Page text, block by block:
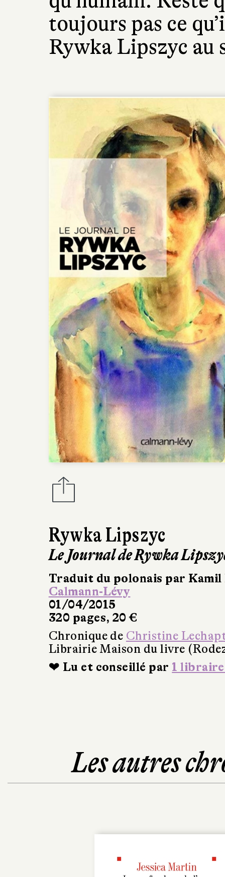
Rywka Lipszyc
Le Journal de Rywka
Traduit du polonais par
Calmann-Lévy
01/04/2015
320 pages, 20 €
Chronique de Christine
Librairie Maison du livre
❤ Lu et conseillé par 1
toujours pas ce
Rywka Lipszyc au
Les autres